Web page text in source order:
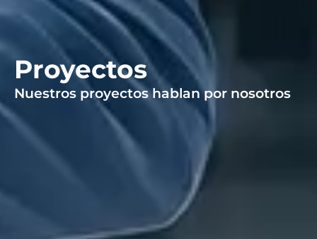
Proyectos
Nuestros proyectos hablan por nosotros